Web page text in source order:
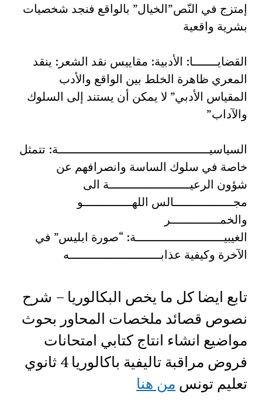
إمتزج في النّص”الخيال” بالواقع فنجد شخصيات
بشرية واقعية
القضايـــــــا: الأدبية: مقاييس نقد الشعر: ينقد
المعري ظاهرة الخلط بين الواقع والأدب
المقياس الأدبي” لا يمكن أن يستند إلى السلوك
والآداب”
السياسيـــــــــــــــــــــــــــــــــــــــــــة: تتمثل
خاصة في سلوك الساسة وانصرافهم عن
شؤون الرعيـــــــــــــــــــــــة الى
مجـــــــــــــــــالس اللهــــــــــــــو
والخمــــــــــــــر
الغيبيـــــــــــــــــــــــــة: “صورة ابليس” في
الآخرة وكيفية عذابــــــــــــــــــــــــــه
تابع ايضا كل ما يخص البكالوريا – شرح
نصوص قصائد ملخصات المحاور بحوث
مواضيع انشاء انتاج كتابي امتحانات
فروض مراقبة تاليفية باكالوريا 4 ثانوي
تعليم تونس من هنا